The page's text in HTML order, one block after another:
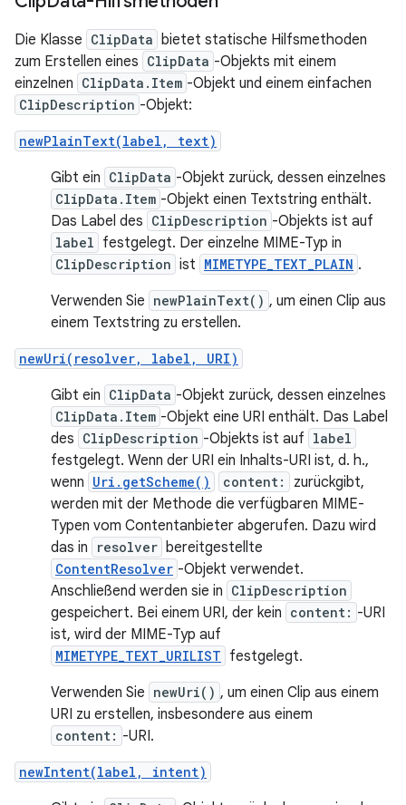
Die Klasse ClipData bietet statische Hilfsmethoden
zum Erstellen eines ClipData -Objekts mit einem
einzelnen ClipData.Item -Objekt und einem einfachen
ClipDescription -Objekt:
newPlainText(label, text)
Gibt ein ClipData -Objekt zurück, dessen einzelnes
ClipData.Item -Objekt einen Textstring enthält.
Das Label des ClipDescription -Objekts ist auf
label festgelegt. Der einzelne MIME-Typ in
ClipDescription ist MIMETYPE_TEXT_PLAIN .
Verwenden Sie newPlainText() , um einen Clip aus
einem Textstring zu erstellen.
newUri(resolver, label, URI)
Gibt ein ClipData -Objekt zurück, dessen einzelnes
ClipData.Item -Objekt eine URI enthält. Das Label
des ClipDescription -Objekts ist auf label
festgelegt. Wenn der URI ein Inhalts-URI ist, d. h.,
wenn Uri.getScheme() content:
zurückgibt,
werden mit der Methode die verfügbaren MIME-
Typen vom Contentanbieter abgerufen. Dazu wird
das in
resolver bereitgestellte
ContentResolver -Objekt verwendet.
Anschließend werden sie in ClipDescription
gespeichert. Bei einem URI, der kein content: -URI
ist, wird der MIME-Typ auf
MIMETYPE_TEXT_URILIST festgelegt.
Verwenden Sie newUri() , um einen Clip aus einem
URI zu erstellen, insbesondere aus einem
content: -URI.
newIntent(label, intent)